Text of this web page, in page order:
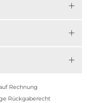
Rechnung
Rückgaberecht